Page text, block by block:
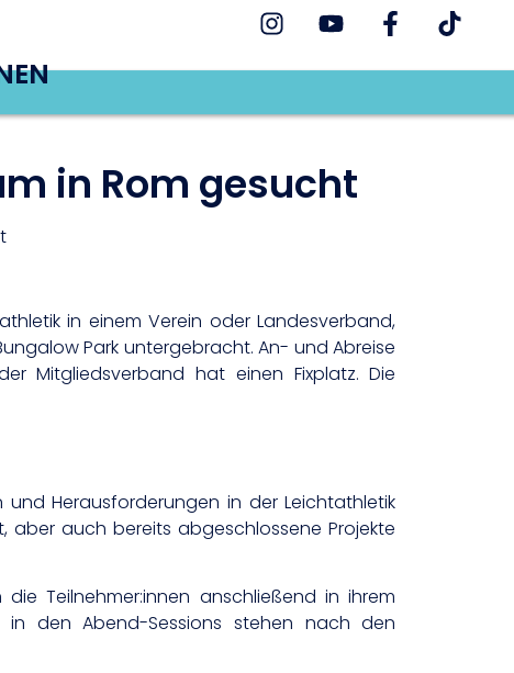
in Rom gesucht
in einem Verein oder Landesverband,
Park untergebracht. An- und Abreise
Mitgliedsverband hat einen Fixplatz. Die
Herausforderungen in der Leichtathletik
aber auch bereits abgeschlossene Projekte
Teilnehmer:innen anschließend in ihrem
in den Abend-Sessions stehen nach den